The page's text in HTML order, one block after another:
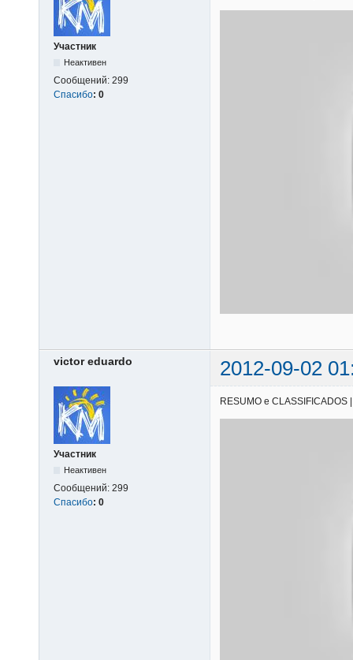
Участник
Неактивен
Сообщений: 299
Спасибо: 0
victor eduardo 2012-09-02
Участник
Неактивен
Сообщений: 299
Спасибо: 0
RESUMO e